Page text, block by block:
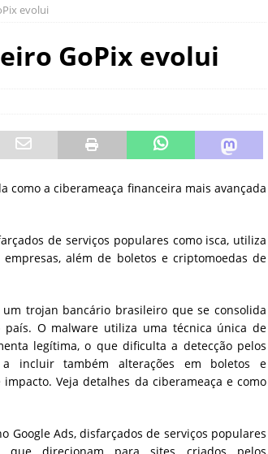
é a segunda região mais exposta a ciberameaças
a autonomia da IA se torna um risco
NOTÍCIAS
evolui
GoPix evolui
como a ciberameaça financeira mais avançada
de serviços populares como isca, utiliza
além de boletos e criptomoedas de
trojan bancário brasileiro que se consolida
país. O malware utiliza uma técnica única de
legítima, o que dificulta a detecção pelos
a incluir também alterações em boletos e
Veja detalhes da ciberameaça e como
Google Ads, disfarçados de serviços populares